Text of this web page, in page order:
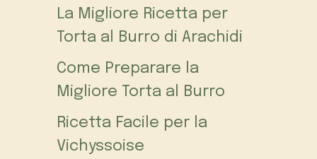
La Migliore Ricetta per
Torta al Burro di Arachidi
Come Preparare la
Migliore Torta al Burro
Ricetta Facile per la
Vichyssoise